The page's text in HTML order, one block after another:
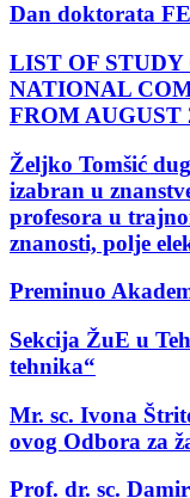
Dan doktorata
LIST OF
NATIONAL
FROM AUGUST
Željko Tomšić
izabran u
profesora u
znanosti, polje
Preminuo
Sekcija ŽuE u
tehnika“
Mr. sc. Ivona
ovog Odbora za
Prof. dr. sc.